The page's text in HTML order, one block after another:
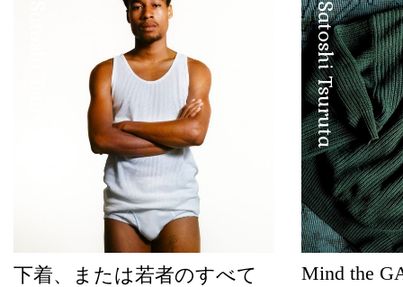
下着、または若者のすべて
Satoshi Tsuruta
Mind the